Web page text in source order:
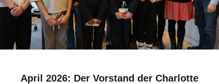
April 2026: Der Vorstand der Charlotte